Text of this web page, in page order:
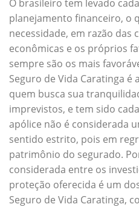
O brasileiro tem levado
planejamento financeiro, o
necessidade, em razão das
econômicas e os próprios
sempre são os mais
Seguro de Vida Caratinga
quem busca sua
imprevistos, e tem sido
apólice não é considerada
sentido estrito, pois em
patrimônio do segurado.
considerada entre os
proteção oferecida é um
Seguro de Vida Caratinga,